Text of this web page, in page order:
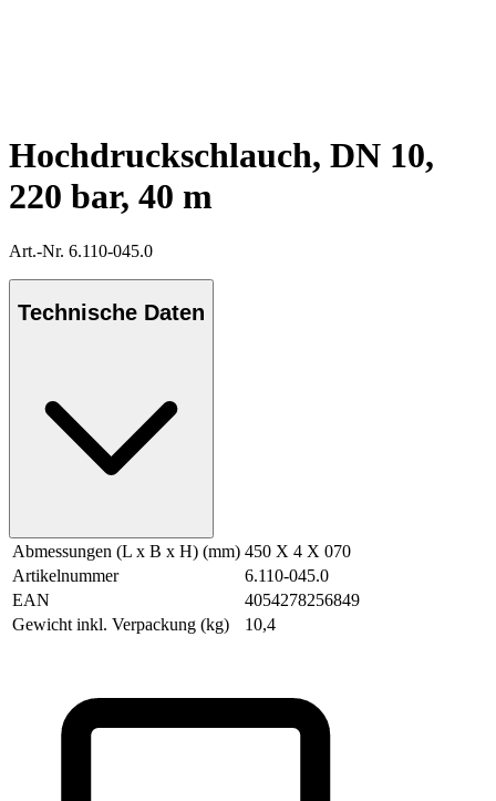
Hochdruckschlauch, DN 10,
220 bar, 40 m
Art.-Nr. 6.110-045.0
Technische Daten
Abmessungen (L x B x H) (mm) 450 X 4 X 070
Artikelnummer
6.110-045.0
EAN
4054278256849
Gewicht inkl. Verpackung (kg)
10,4